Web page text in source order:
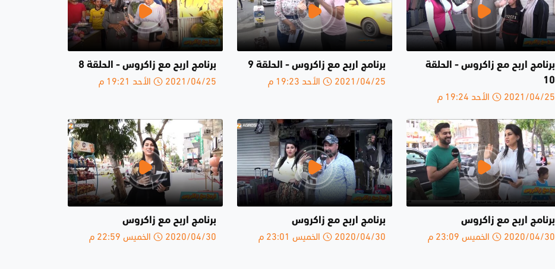
برنامج اربح مع زاكروس - الحلقة
10
2021/04/25 الأحد 19:24 م
برنامج اربح مع زاكروس - الحلقة 9
2021/04/25 الأحد 19:23 م
برنامج اربح مع زاكروس - الحلقة 8
2021/04/25 الأحد 19:21 م
برنامج اربح مع زاكروس
2020/04/30 الخميس 23:09 م
برنامج اربح مع زاكروس
2020/04/30 الخميس 23:01 م
برنامج اربح مع زاكروس
2020/04/30 الخميس 22:59 م